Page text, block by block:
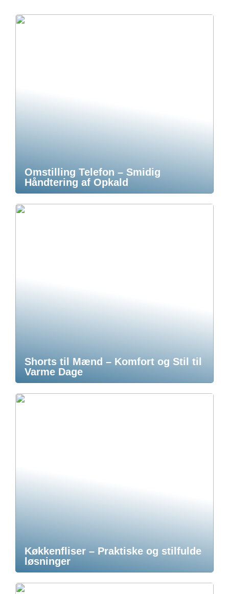
Omstilling Telefon – Smidig
Håndtering af Opkald
Shorts til Mænd – Komfort og Stil til
Varme Dage
Køkkenfliser – Praktiske og stilfulde
løsninger